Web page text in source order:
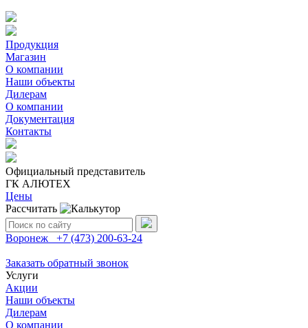
Продукция
Магазин
О компании
Наши объекты
Дилерам
О компании
Документация
Контакты
Официальный представитель
ГК АЛЮТЕХ
Цены
Рассчитать
Поиск:
Воронеж
+7 (473) 200-63-24
Заказать обратный звонок
Услуги
Акции
Наши объекты
Дилерам
О компании